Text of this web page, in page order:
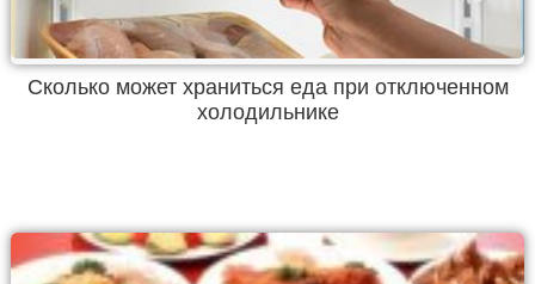
Сколько может храниться еда при отключенном
холодильнике